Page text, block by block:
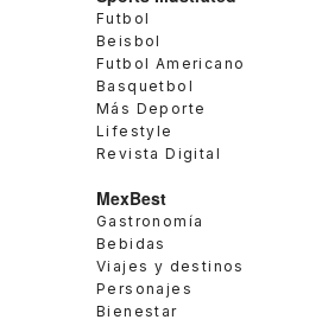
Futbol
Beisbol
Futbol Americano
Basquetbol
Más Deporte
Lifestyle
Revista Digital
MexBest
Gastronomía
Bebidas
Viajes y destinos
Personajes
Bienestar